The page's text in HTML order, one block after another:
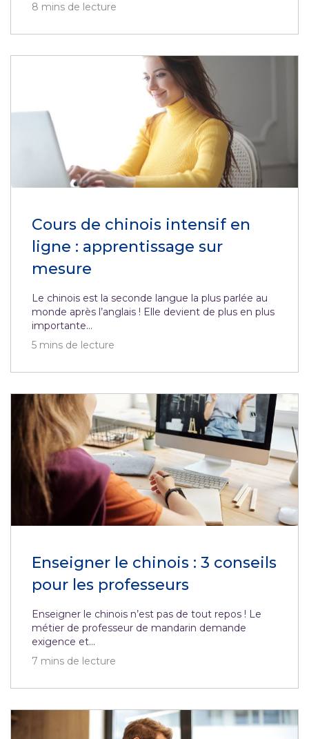
8 mins de lecture
Cours de chinois intensif en
ligne : apprentissage sur
mesure
Le chinois est la seconde langue la plus parlée au
monde après l’anglais ! Elle devient de plus en plus
importante...
5 mins de lecture
Enseigner le chinois : 3 conseils
pour les professeurs
Enseigner le chinois n’est pas de tout repos ! Le
métier de professeur de mandarin demande
exigence et...
7 mins de lecture